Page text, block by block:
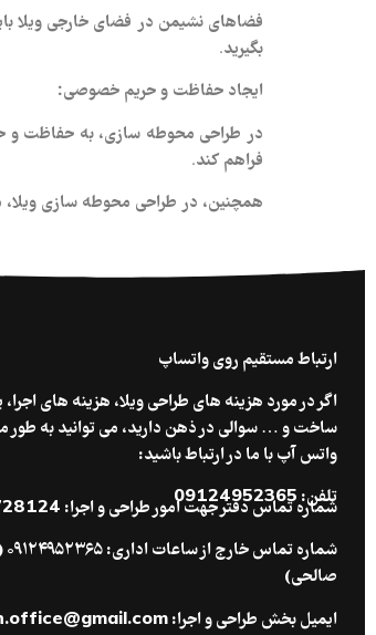
فضاهای نشیمن در فضای خارجی ویلا
بگیرید.
ایجاد حفاظت و حریم خصوصی:
در طراحی محوطه سازی، به حفاظت و
فراهم کند.
همچنین، در طراحی محوطه سازی ویلا،
ارتباط مستقیم روی واتساپ
اگر در مورد هزینه های طراحی ویلا، هزینه های
ساخت و … سوالی در ذهن دارید، می توانید به طور
واتس آپ با ما در ارتباط باشید:
تلفن: 09124952365
شماره تماس دفتر جهت امور طراحی و اجرا: 02188728124
صالحی)
ایمیل بخش طراحی و اجرا: hoogan.office@gmail.com